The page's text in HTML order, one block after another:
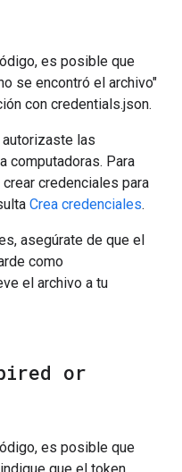
es posible que
se encontró el archivo"
con credentials.json.
las
computadoras. Para
credenciales para
Crea credenciales.
asegúrate de que el
como
el archivo a tu
or
es posible que